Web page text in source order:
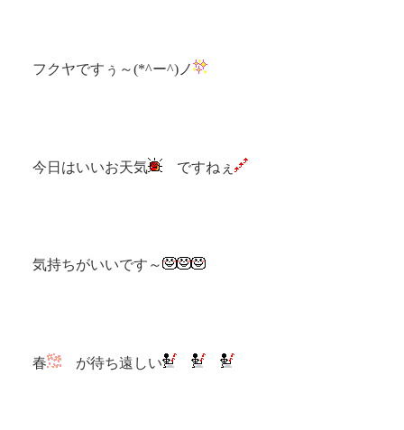
フクヤですぅ～(*^ー^)ノ
今日はいいお天気 ですねぇ
気持ちがいいです～
春 が待ち遠しい